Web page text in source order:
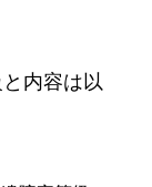
内容は以